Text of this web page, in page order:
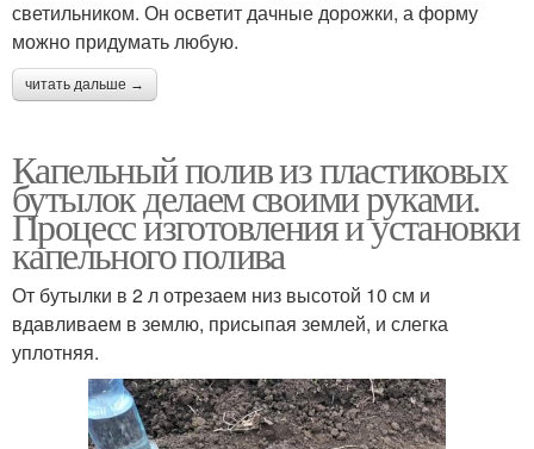
светильником. Он осветит дачные дорожки, а форму
можно придумать любую.
читать дальше →
Капельный полив из пластиковых
бутылок делаем своими руками.
Процесс изготовления и установки
капельного полива
От бутылки в 2 л отрезаем низ высотой 10 см и
вдавливаем в землю, присыпая землей, и слегка
уплотняя.